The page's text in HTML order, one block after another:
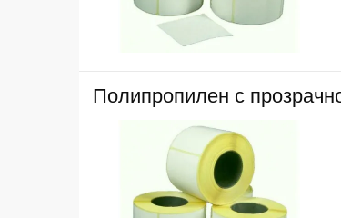
Полипропилен с